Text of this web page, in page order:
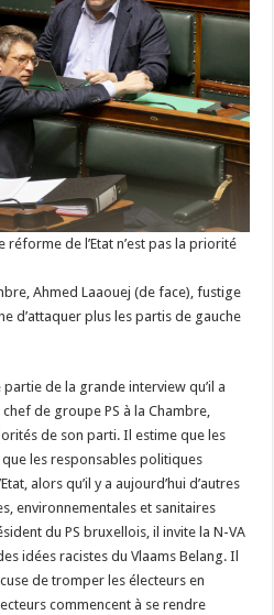
réforme de l’Etat n’est pas la priorité
Ahmed Laaouej (de face), fustige
d’attaquer plus les partis de gauche
de la grande interview qu’il a
de groupe PS à la Chambre,
de son parti. Il estime que les
les responsables politiques
alors qu’il y a aujourd’hui d’autres
environnementales et sanitaires
du PS bruxellois, il invite la N-VA
idées racistes du Vlaams Belang. Il
de tromper les électeurs en
commencent à se rendre